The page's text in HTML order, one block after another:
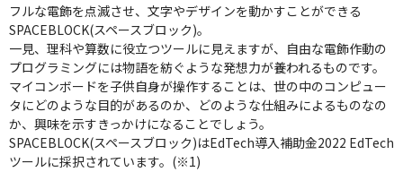
フルな電飾を点滅させ、文字やデザインを動かすことができる
SPACEBLOCK(スペースブロック)。
一見、理科や算数に役立つツールに見えますが、自由な電飾作動の
プログラミングには物語を紡ぐような発想力が養われるものです。
マイコンボードを子供自身が操作することは、世の中のコンピュー
タにどのような目的があるのか、どのような仕組みによるものなの
か、興味を示すきっかけになることでしょう。
SPACEBLOCK(スペースブロック)はEdTech導入補助金2022 EdTech
ツールに採択されています。(※1)